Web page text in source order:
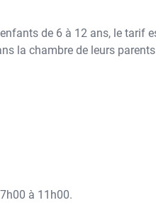
de 6 à 12 ans, le tarif
la chambre de leurs
à 11h00.